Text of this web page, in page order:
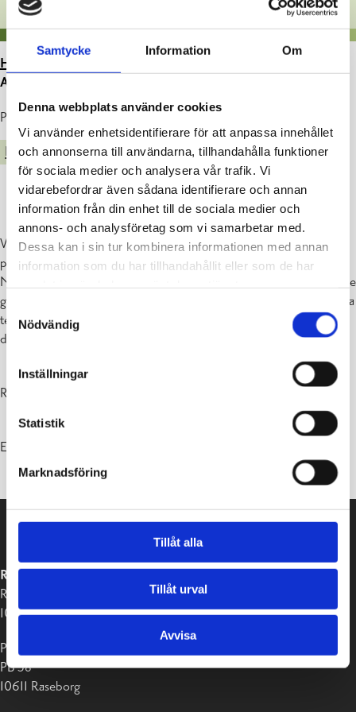
Samtycke Information Om
Denna webbplats använder cookies
Vi använder enhetsidentifierare för att anpassa innehållet
och annonserna till användarna, tillhandahålla funktioner
för sociala medier och analysera vår trafik. Vi
vidarebefordrar även sådana identifierare och annan
information från din enhet till de sociala medier och
annons- och analysföretag som vi samarbetar med.
Dessa kan i sin tur kombinera informationen med annan
information som du har tillhandahållit eller som de har
Nödvändig
Inställningar
Statistik
Marknadsföring
Tillåt alla
Tillåt urval
Avvisa
HEM
AVLOPPSVATTENRÅDGIVNING
Publicerad : 12.03.2021
MILJÖ
Västra Nylands vatten och miljö rf erbjuder avloppsvattenrådgivning
per telefon eller e-post till fastighetsägarna i kommunerna i Västra
Nyland, de fast bosatta och stugägarna. Man kan be om råd gällande
glesbygdens avloppsvattenbehandling bl.a. lagstiftningens krav, olika
tekniska lösningar för avloppsvattnet samt om situationen gällande
det egna avloppsvattensystemets skick.
Rådgivningstelefon: 045 7750 7725
E-postadress: hajavesineuvonta(at)luvy.fi
RASEBORGS STAD
Raseborgsvägen 37
10650 Ekenäs
Postadress:
PB 58
10611 Raseborg